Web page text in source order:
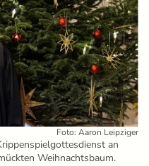
Foto: Aaron Leipziger
an
Weihnachtsbaum.